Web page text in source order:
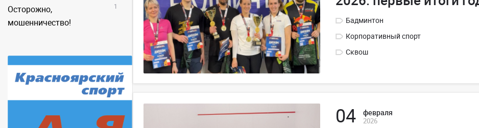
Осторожно,
мошенничество!
1
Бадминтон
Корпоративный спорт
Сквош
04 февраля
2026